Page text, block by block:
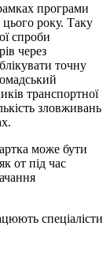
програми
цього року. Таку
спроби
через
точну
транспортної
зловживань
може бути
от під час
спеціалісти